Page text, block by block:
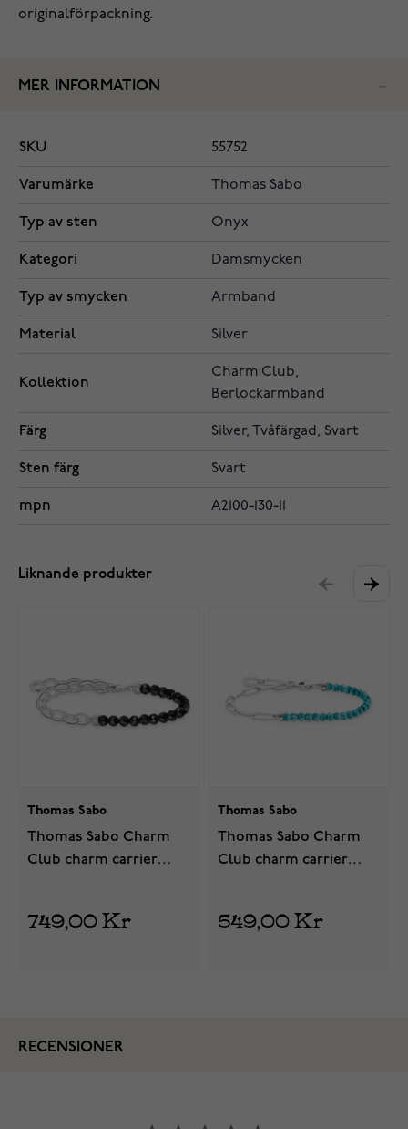
originalförpackning.
MER INFORMATION
SKU 55752
Varumärke Thomas Sabo
Typ av sten Onyx
Kategori Damsmycken
Typ av smycken Armband
Material Silver
Kollektion
Charm Club,
Berlockarmband
Färg Silver, Tvåfärgad, Svart
Sten färg Svart
mpn A2100-130-11
Liknande produkter
Thomas Sabo
Thomas Sabo Charm
Club charm carrier
749,00 Kr
Thomas Sabo
Thomas Sabo Charm
Club charm carrier
549,00 Kr
RECENSIONER